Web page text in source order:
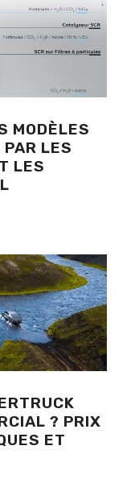
MODÈLES
LES
LES
? PRIX
ET